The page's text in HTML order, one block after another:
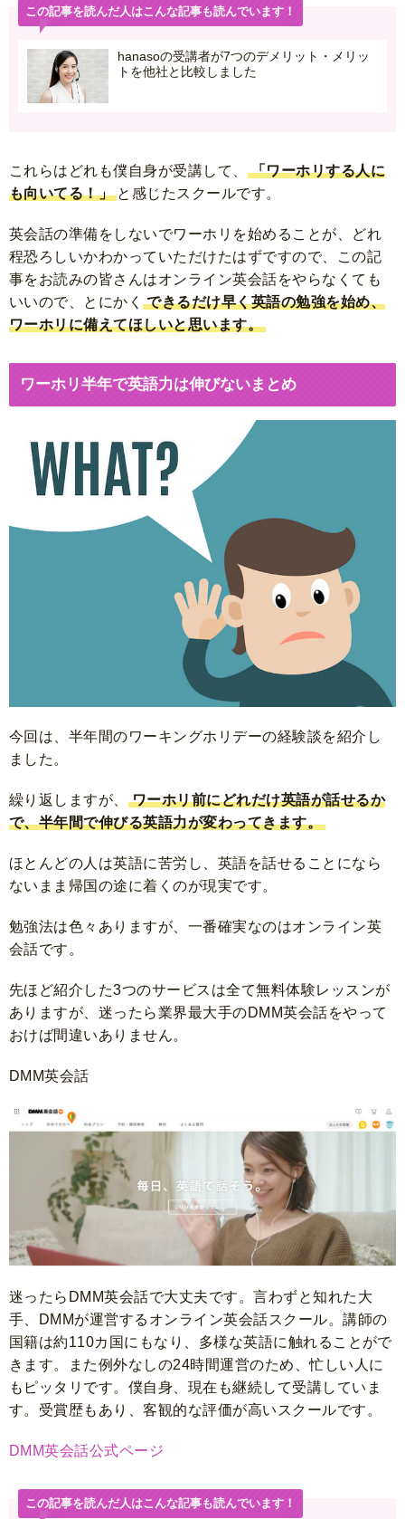
この記事を読んだ人はこんな記事も読んでいます！
hanasoの受講者が7つのデメリット・メリッ
トを他社と比較しました
これらはどれも僕自身が受講して、
「ワーホリする人に
も向いてる！」 と感じたスクールです。
英会話の準備をしないでワーホリを始めることが、どれ
程恐ろしいかわかっていただけたはずですので、この記
事をお読みの皆さんはオンライン英会話をやらなくても
いいので、とにかく できるだけ早く英語の勉強を始め、
ワーホリに備えてほしいと思います。
ワーホリ半年で英語力は伸びないまとめ
今回は、半年間のワーキングホリデーの経験談を紹介し
ました。
繰り返しますが、
ワーホリ前にどれだけ英語が話せるか
で、半年間で伸びる英語力が変わってきます。
ほとんどの人は英語に苦労し、英語を話せることになら
ないまま帰国の途に着くのが現実です。
勉強法は色々ありますが、一番確実なのはオンライン英
会話です。
先ほど紹介した3つのサービスは全て無料体験レッスンが
ありますが、迷ったら業界最大手のDMM英会話をやって
おけば間違いありません。
DMM英会話
迷ったらDMM英会話で大丈夫です。言わずと知れた大
手、DMMが運営するオンライン英会話スクール。講師の
国籍は約110カ国にもなり、多様な英語に触れることがで
きます。また例外なしの24時間運営のため、忙しい人に
もピッタリです。僕自身、現在も継続して受講していま
す。受賞歴もあり、客観的な評価が高いスクールです。
DMM英会話公式ページ
この記事を読んだ人はこんな記事も読んでいます！